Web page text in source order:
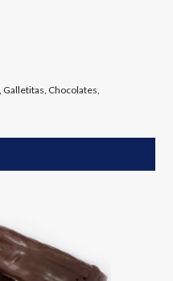
Chocolates,